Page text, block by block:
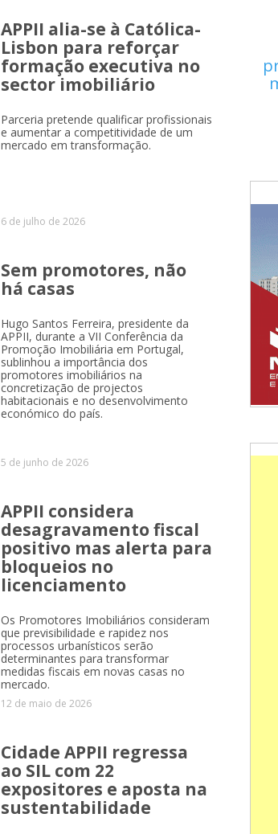
APPII alia-se à Católica-
Lisbon para reforçar
formação executiva no
sector imobiliário
Parceria pretende qualificar profissionais
e aumentar a competitividade de um
mercado em transformação.
6 de julho de 2026
Sem promotores, não
há casas
Hugo Santos Ferreira, presidente da
APPII, durante a VII Conferência da
Promoção Imobiliária em Portugal,
sublinhou a importância dos
promotores imobiliários na
concretização de projectos
habitacionais e no desenvolvimento
económico do país.
5 de junho de 2026
APPII considera
desagravamento fiscal
positivo mas alerta para
bloqueios no
licenciamento
Os Promotores Imobiliários consideram
que previsibilidade e rapidez nos
processos urbanísticos serão
determinantes para transformar
medidas fiscais em novas casas no
mercado.
12 de maio de 2026
Cidade APPII regressa
ao SIL com 22
expositores e aposta na
sustentabilidade